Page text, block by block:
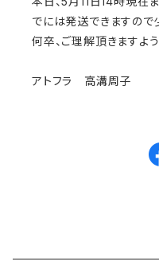
でには発送できますので
何卒、ご理解頂きますよ
アトフラ 高溝周子